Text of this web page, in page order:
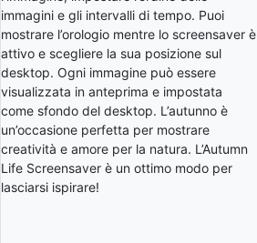
immagini e gli intervalli di tempo. Puoi
mostrare l’orologio mentre lo screensaver è
attivo e scegliere la sua posizione sul
desktop. Ogni immagine può essere
visualizzata in anteprima e impostata
come sfondo del desktop. L’autunno è
un’occasione perfetta per mostrare
creatività e amore per la natura. L’Autumn
Life Screensaver è un ottimo modo per
lasciarsi ispirare!